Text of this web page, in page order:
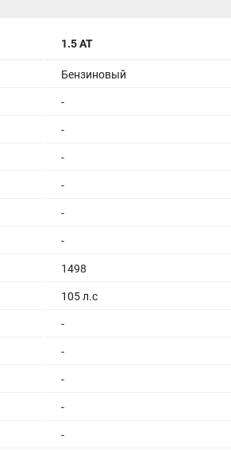
1.5 АТ
Бензиновый
-
-
-
-
-
-
1498
105 л.с
-
-
-
-
-